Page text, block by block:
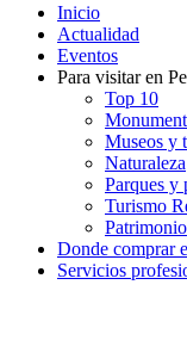
Inicio
Actualidad
Eventos
Para visitar en
Top 10
Museos y
Naturaleza
Parques y
Turismo
Patrimonio
Donde comprar
Servicios